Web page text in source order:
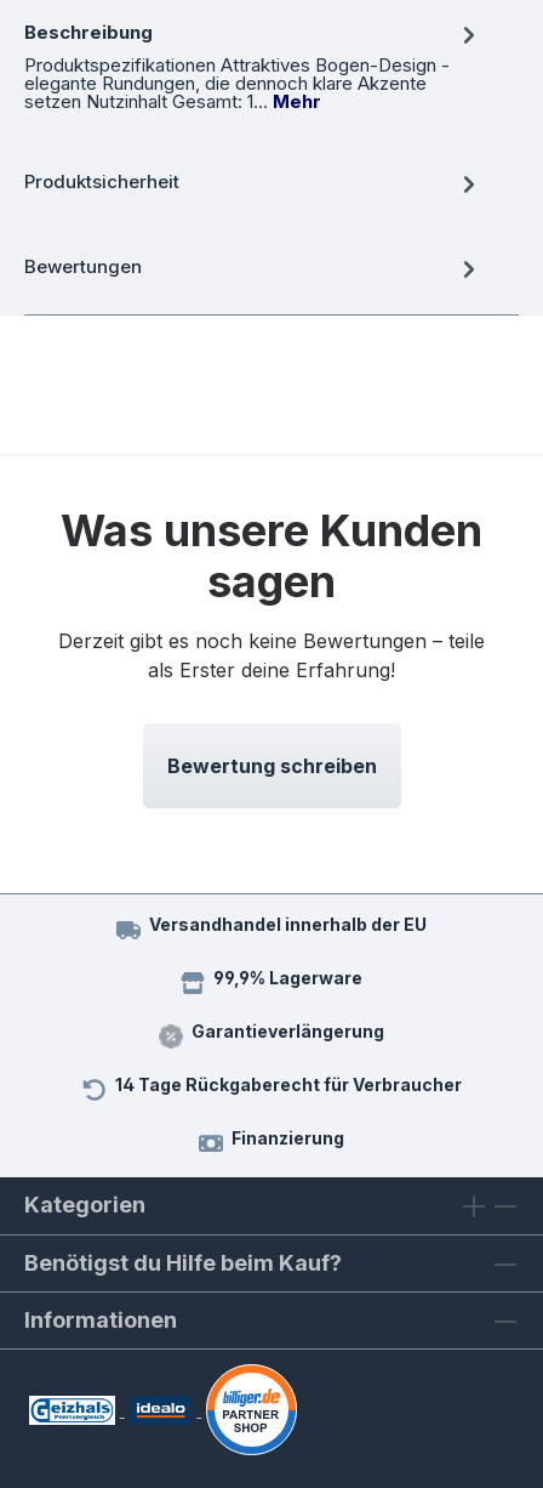
Beschreibung
Produktspezifikationen Attraktives Bogen-Design -
elegante Rundungen, die dennoch klare Akzente
setzen Nutzinhalt Gesamt: 1… Mehr
Produktsicherheit
Bewertungen
Was unsere Kunden
sagen
Derzeit gibt es noch keine Bewertungen – teile
als Erster deine Erfahrung!
Bewertung schreiben
Versandhandel innerhalb der EU
99,9% Lagerware
Garantieverlängerung
14 Tage Rückgaberecht für Verbraucher
Finanzierung
Kategorien
Benötigst du Hilfe beim Kauf?
Informationen